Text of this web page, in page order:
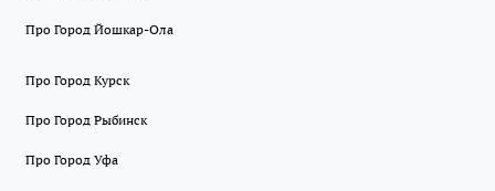
Про Город Йошкар-Ола
Про Город Курск
Про Город Рыбинск
Про Город Уфа